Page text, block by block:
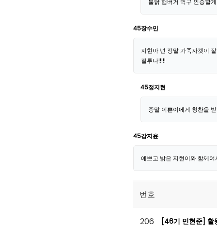
불닭 햄버거 먹구 인증할
45장수민
지현아 넌 정말 가죽자켓이
질투나!!!!!
45정지현
증말 이쁜이에게 칭찬을
45강지윤
예쁘고 밝은 지현이와 함께
번호
206 [46기 민현준] 활